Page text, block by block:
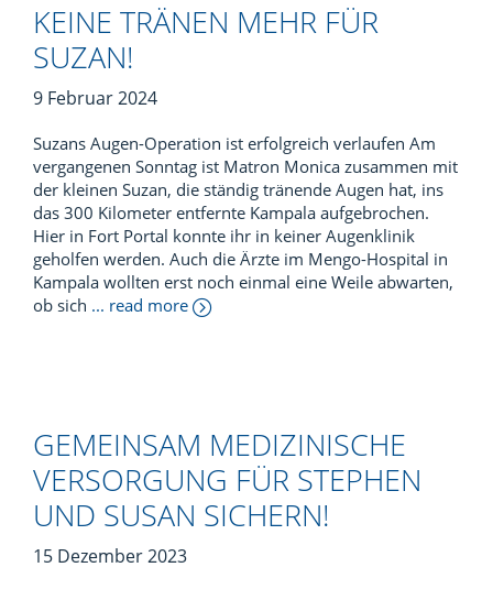
KEINE TRÄNEN MEHR FÜR
SUZAN!
9 Februar 2024
Suzans Augen-Operation ist erfolgreich verlaufen Am
vergangenen Sonntag ist Matron Monica zusammen mit
der kleinen Suzan, die ständig tränende Augen hat, ins
das 300 Kilometer entfernte Kampala aufgebrochen.
Hier in Fort Portal konnte ihr in keiner Augenklinik
geholfen werden. Auch die Ärzte im Mengo-Hospital in
Kampala wollten erst noch einmal eine Weile abwarten,
ob sich ... read more
GEMEINSAM MEDIZINISCHE
VERSORGUNG FÜR STEPHEN
UND SUSAN SICHERN!
15 Dezember 2023